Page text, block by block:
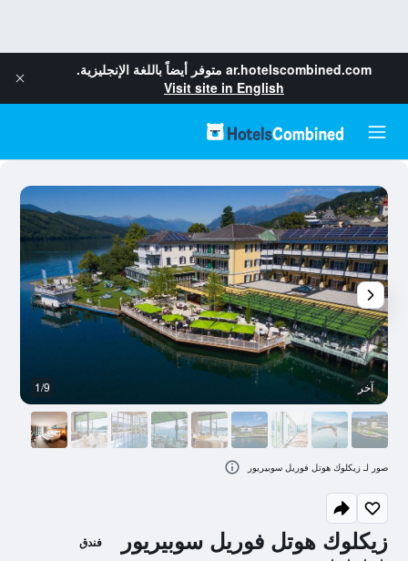
ar.hotelscombined.com متوفر أيضاً باللغة الإنجليزية.
Visit site in English
زيكلوك هوتل فوريل سوبيريور فندق
آخر 1/9
صور لـ زيكلوك هوتل فوريل سوبيريور